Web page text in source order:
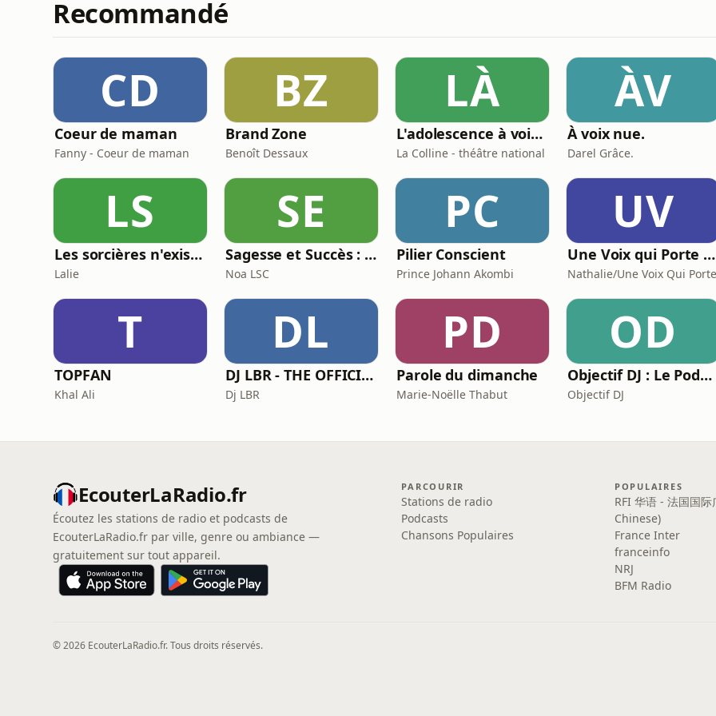
Recommandé
CD
Coeur de maman
Fanny - Coeur de maman
BZ
Brand Zone
Benoît Dessaux
LÀ
L'adolescence à voix haute
La Colline - théâtre national
ÀV
À voix nue.
Darel Grâce.
LS
Les sorcières n'existent pas
Lalie
SE
Sagesse et Succès : Le Podcast du Lifestyle Inspirant
Noa LSC
PC
Pilier Conscient
Prince Johann Akombi
UV
Une Voix qui Porte | Podcast
Nathalie/Une Voix Qui Porte
T
TOPFAN
Khal Ali
DL
DJ LBR - THE OFFICIAL PODCAST
Dj LBR
PD
Parole du dimanche
Marie-Noëlle Thabut
OD
Objectif DJ : Le Podcast
Objectif DJ
EcouterLaRadio.fr
Écoutez les stations de radio et podcasts de
EcouterLaRadio.fr par ville, genre ou ambiance —
gratuitement sur tout appareil.
PARCOURIR
Stations de radio
Podcasts
Chansons Populaires
POPULAIRES
RFI 华语 - 法国国际
Chinese)
France Inter
franceinfo
NRJ
BFM Radio
© 2026 EcouterLaRadio.fr. Tous droits réservés.